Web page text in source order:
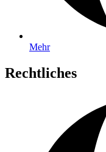
Mehr
Rechtliches